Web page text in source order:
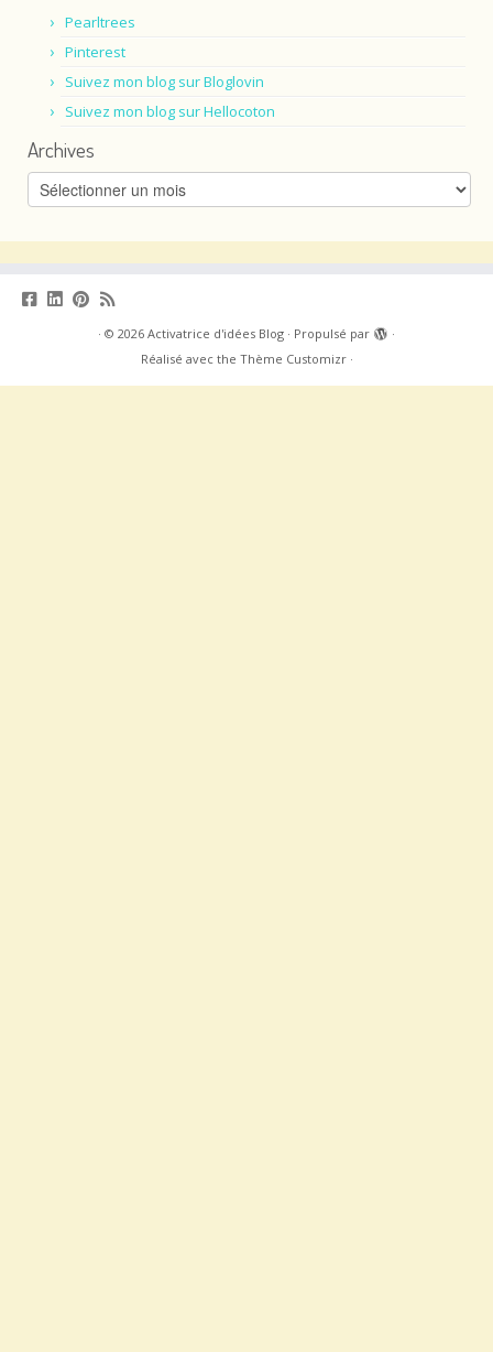
Pearltrees
Pinterest
Suivez mon blog sur Bloglovin
Suivez mon blog sur Hellocoton
Archives
Archives
· © 2026 Activatrice d'idées Blog · Propulsé par
·
Réalisé avec the Thème Customizr·